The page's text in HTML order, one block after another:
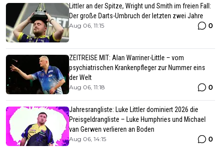
Littler an der Spitze, Wright und Smith im freien Fall:
Der große Darts-Umbruch der letzten zwei Jahre
Aug 06, 11:15 0
ZEITREISE MIT: Alan Warriner-Little – vom
psychiatrischen Krankenpfleger zur Nummer eins
der Welt
Aug 06, 11:18 0
Jahresrangliste: Luke Littler dominiert 2026 die
Preisgeldrangliste – Luke Humphries und Michael
van Gerwen verlieren an Boden
Aug 06, 14:15 0